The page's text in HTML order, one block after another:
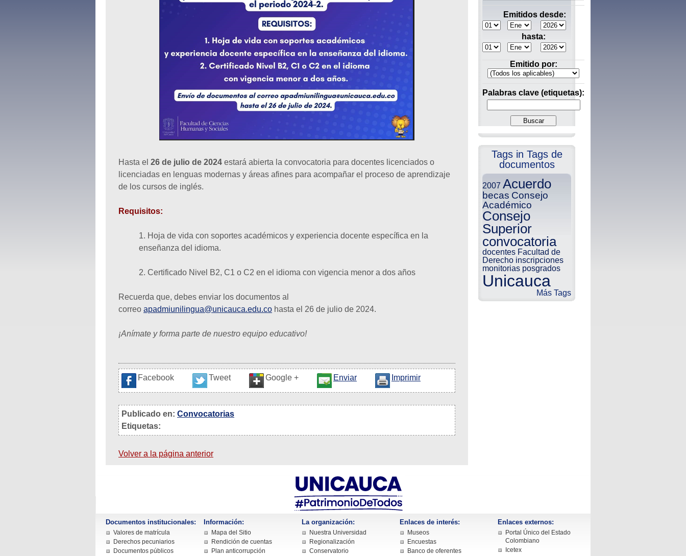
Hasta el 26 de julio de 2024 estará abierta la convocatoria para docentes licenciados o
licenciadas en lenguas modernas y áreas afines para acompañar el proceso de aprendizaje
de los cursos de inglés.
Requisitos:
1. Hoja de vida con soportes académicos y experiencia docente específica en la
enseñanza del idioma.
2. Certificado Nivel B2, C1 o C2 en el idioma con vigencia menor a dos años
Recuerda que, debes enviar los documentos al
correo apadmiunilingua@unicauca.edu.co hasta el 26 de julio de 2024.
¡Anímate y forma parte de nuestro equipo educativo!
Facebook Tweet Google + Enviar Imprimir
Publicado en: Convocatorias
Etiquetas:
Volver a la página anterior
Emitidos desde:
hasta:
Emitido por:
Palabras clave (etiquetas):
Tags in Tags de
documentos
2007 Acuerdo
becas Consejo
Académico
Consejo
Superior
convocatoria
docentes Facultad de
Derecho inscripciones
monitorias posgrados
Unicauca
Más Tags
Documentos institucionales:
Valores de matrícula
Derechos pecuniarios
Documentos públicos
Información:
Mapa del Sitio
Rendición de cuentas
Plan anticorrupción
La organización:
Nuestra Universidad
Regionalización
Conservatorio
Enlaces de interés:
Museos
Encuestas
Banco de oferentes
Enlaces externos:
Portal Único del Estado
Colombiano
Icetex